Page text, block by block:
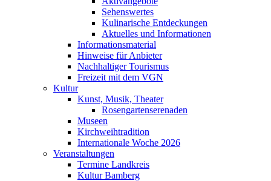
Sehenswertes
Kulinarische Entdeckungen
Aktuelles und Informationen
Informationsmaterial
Hinweise für Anbieter
Nachhaltiger Tourismus
Freizeit mit dem VGN
Kultur
Kunst, Musik, Theater
Rosengartenserenaden
Museen
Kirchweihtradition
Internationale Woche 2026
Veranstaltungen
Termine Landkreis
Kultur Bamberg